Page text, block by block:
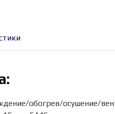
обогрев/осушение/